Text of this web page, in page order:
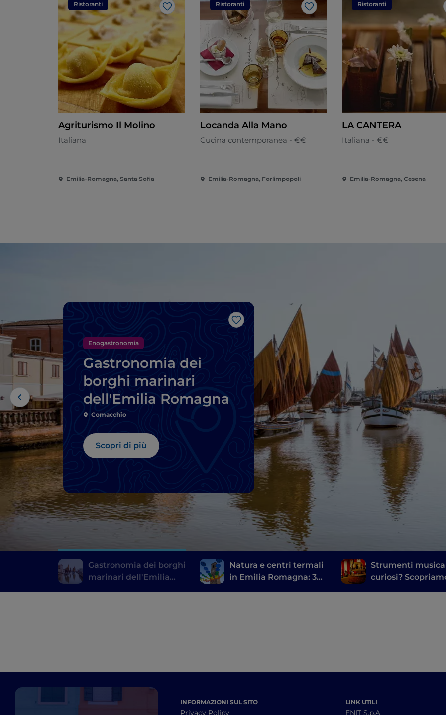
Ristoranti
Like
Agriturismo Il Molino
Italiana
Emilia-Romagna, Santa Sofia
Ristoranti
Like
Locanda Alla Mano
Cucina contemporanea - €€
Emilia-Romagna, Forlimpopoli
Ristoranti
LA CANTERA
Italiana - €€
Emilia-Romagna, Cesena
Like
Enogastronomia
Gastronomia dei
borghi marinari
dell'Emilia Romagna
Comacchio
Scopri di più
Gastronomia dei borghi
marinari dell'Emilia
Natura e centri termali
in Emilia Romagna: 3
Strumenti
curiosi?
INFORMAZIONI SUL SITO
Privacy Policy
LINK UTILI
ENIT S.p.A.